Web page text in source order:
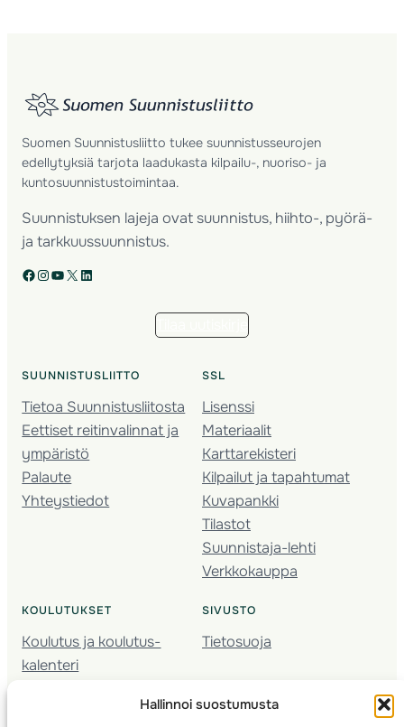
Hallinnoi suostumusta
Suomen Suunnistusliitto tukee suunnistusseurojen
edellytyksiä tarjota laadukasta kilpailu-, nuoriso- ja
kuntosuunnistustoimintaa.
Suunnistuksen lajeja ovat suunnistus, hiihto-, pyörä-
ja tarkkuussuunnistus.
Facebook Instagram YouTube X LinkedIn
SUUNNISTUSLIITTO
Tietoa Suunnistusliitosta
Eettiset reitinvalinnat ja
ympäristö
Palaute
Yhteystiedot
SSL
Lisenssi
Materiaalit
Karttarekisteri
Kilpailut ja tapahtumat
Kuvapankki
Tilastot
Suunnistaja-lehti
Verkkokauppa
KOULUTUKSET
Koulutus ja koulutus­
kalenteri
Seura­kehittäminen
SIVUSTO
Tietosuoja